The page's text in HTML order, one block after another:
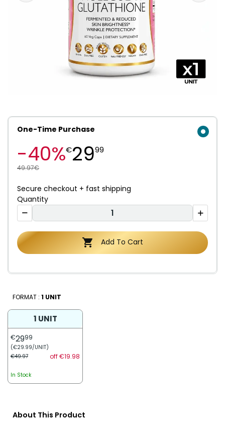
One-Time Purchase
-40%€2999
49.97€
Secure checkout + fast shipping
Quantity
 Add To Cart
FORMAT : 1 UNIT
1 UNIT
€2999
(€29.99/UNIT)
€49.97
off €19.98
In Stock
About This Product